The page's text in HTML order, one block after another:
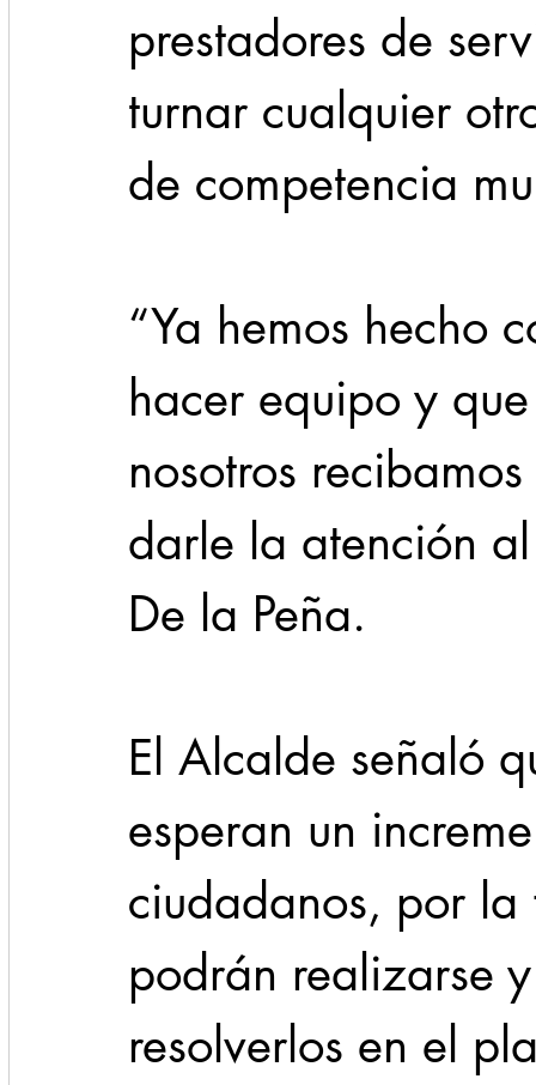
prestadores de
turnar cualquier
de competencia
“Ya hemos hecho
hacer equipo y
nosotros
darle la atención
De la Peña.
El Alcalde señaló
esperan un
ciudadanos, por
podrán realizarse
resolverlos en el